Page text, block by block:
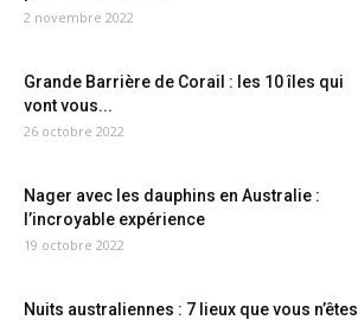
2 novembre 2022
Grande Barrière de Corail : les 10 îles qui
vont vous...
26 octobre 2022
Nager avec les dauphins en Australie :
l’incroyable expérience
19 octobre 2022
Nuits australiennes : 7 lieux que vous n’êtes